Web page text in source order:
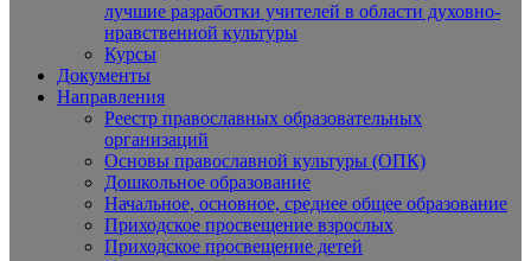
лучшие разработки учителей в области духовно-
нравственной культуры
Курсы
Документы
Направления
Реестр православных образовательных
организаций
Основы православной культуры (ОПК)
Дошкольное образование
Начальное, основное, среднее общее образование
Приходское просвещение взрослых
Приходское просвещение детей